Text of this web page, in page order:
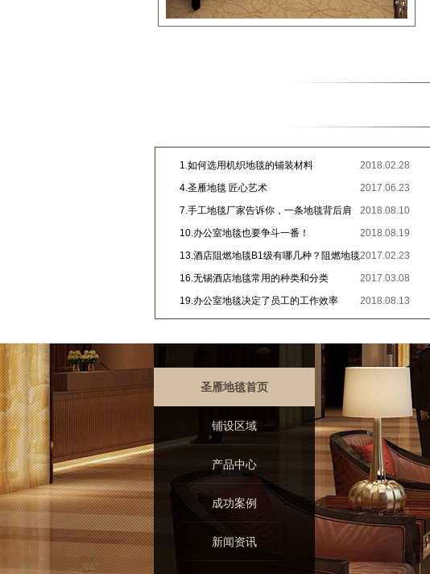
2018.02.28
1.如何选用机织地毯的铺装材料
2017.06.23
4.圣雁地毯 匠心艺术
2018.08.10
7.手工地毯厂家告诉你，一条地毯背后肩
负着多少人的心血
2018.08.19
10.办公室地毯也要争斗一番！
2017.02.23
13.酒店阻燃地毯B1级有哪几种？阻燃地毯
的材质有哪些？
2017.03.08
16.无锡酒店地毯常用的种类和分类
2018.08.13
19.办公室地毯决定了员工的工作效率
圣雁地毯首页
铺设区域
产品中心
成功案例
新闻资讯